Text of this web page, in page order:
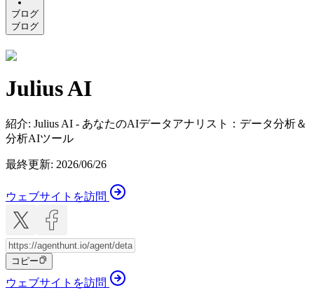
ブログ
ブログ
Julius AI
紹介: Julius AI - あなたのAIデータアナリスト：データ分析＆
分析AIツール
最終更新: 2026/06/26
ウェブサイトを訪問
コピー
ウェブサイトを訪問